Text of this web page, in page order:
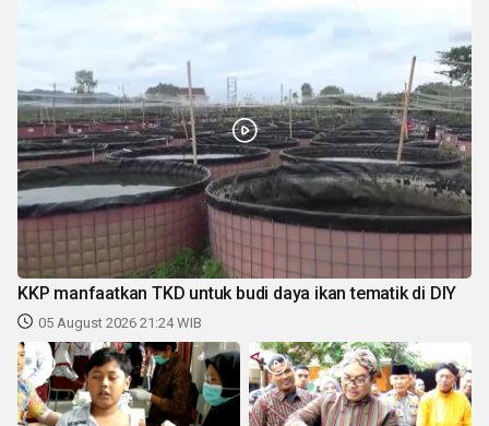
KKP manfaatkan TKD untuk budi daya ikan tematik di DIY
05 August 2026 21:24 WIB